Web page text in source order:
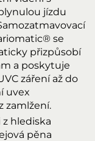
jízdu
se
přizpůsobí
a poskytuje
záření až do
uvex
zamlžení.
hlediska
pěna